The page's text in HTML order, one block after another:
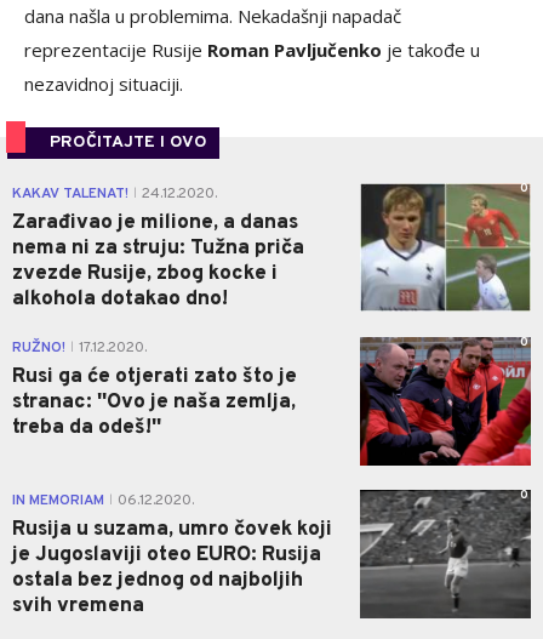
dana našla u problemima. Nekadašnji napadač
reprezentacije Rusije Roman Pavljučenko je takođe u
nezavidnoj situaciji.
PROČITAJTE I OVO
KAKAV TALENAT! 24.12.2020.
Zarađivao je milione, a danas
nema ni za struju: Tužna priča
zvezde Rusije, zbog kocke i
alkohola dotakao dno!
0
RUŽNO! 17.12.2020.
Rusi ga će otjerati zato što je
stranac: ''Ovo je naša zemlja,
treba da odeš!''
0
IN MEMORIAM 06.12.2020.
Rusija u suzama, umro čovek koji
je Jugoslaviji oteo EURO: Rusija
ostala bez jednog od najboljih
svih vremena
0